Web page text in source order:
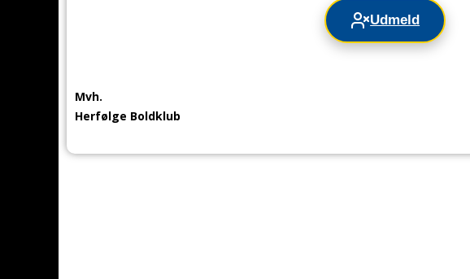
Udmeld
Mvh.
Herfølge Boldklub